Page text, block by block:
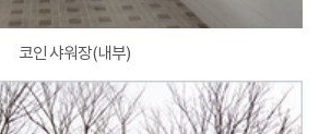
코인 샤워장(내부)